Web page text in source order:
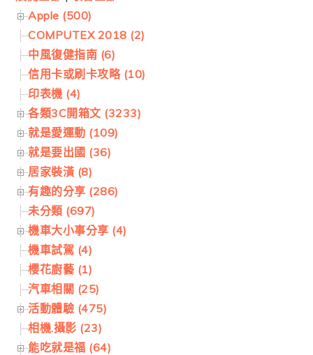
Apple (500)
COMPUTEX 2018 (2)
中風復健指南 (6)
信用卡或刷卡攻略 (10)
印表機 (4)
各類3C開箱文 (3233)
就是愛運動 (109)
就是要出國 (36)
居家裝潢 (8)
有趣的分享 (286)
未分類 (697)
機車大小事分享 (4)
機車試駕 (4)
櫻花廚藝 (1)
汽車相關 (25)
活動體驗 (475)
相機.攝影 (23)
能吃就是福 (64)